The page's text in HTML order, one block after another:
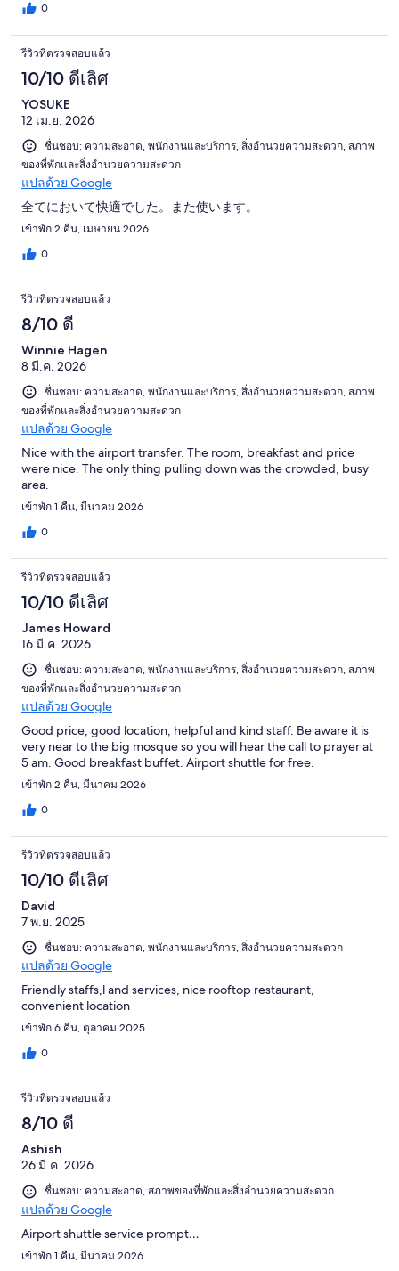
0
รีวิวที่ตรวจสอบแล้ว
10/10 ดีเลิศ
YOSUKE
12 เม.ย. 2026
ชื่นชอบ: ความสะอาด, พนักงานและบริการ, สิ่งอำนวยความสะดวก, สภาพ
ของที่พักและสิ่งอำนวยความสะดวก
แปลด้วย Google
全てにおいて快適でした。また使います。
เข้าพัก 2 คืน, เมษายน 2026
0
รีวิวที่ตรวจสอบแล้ว
8/10 ดี
Winnie Hagen
8 มี.ค. 2026
ชื่นชอบ: ความสะอาด, พนักงานและบริการ, สิ่งอำนวยความสะดวก, สภาพ
ของที่พักและสิ่งอำนวยความสะดวก
แปลด้วย Google
Nice with the airport transfer. The room, breakfast and price
were nice. The only thing pulling down was the crowded, busy
area.
เข้าพัก 1 คืน, มีนาคม 2026
0
รีวิวที่ตรวจสอบแล้ว
10/10 ดีเลิศ
James Howard
16 มี.ค. 2026
ชื่นชอบ: ความสะอาด, พนักงานและบริการ, สิ่งอำนวยความสะดวก, สภาพ
ของที่พักและสิ่งอำนวยความสะดวก
แปลด้วย Google
Good price, good location, helpful and kind staff. Be aware it is
very near to the big mosque so you will hear the call to prayer at
5 am. Good breakfast buffet. Airport shuttle for free.
เข้าพัก 2 คืน, มีนาคม 2026
0
รีวิวที่ตรวจสอบแล้ว
10/10 ดีเลิศ
David
7 พ.ย. 2025
ชื่นชอบ: ความสะอาด, พนักงานและบริการ, สิ่งอำนวยความสะดวก
แปลด้วย Google
Friendly staffs,l and services, nice rooftop restaurant,
convenient location
เข้าพัก 6 คืน, ตุลาคม 2025
0
รีวิวที่ตรวจสอบแล้ว
8/10 ดี
Ashish
26 มี.ค. 2026
ชื่นชอบ: ความสะอาด, สภาพของที่พักและสิ่งอำนวยความสะดวก
แปลด้วย Google
Airport shuttle service prompt…
เข้าพัก 1 คืน, มีนาคม 2026